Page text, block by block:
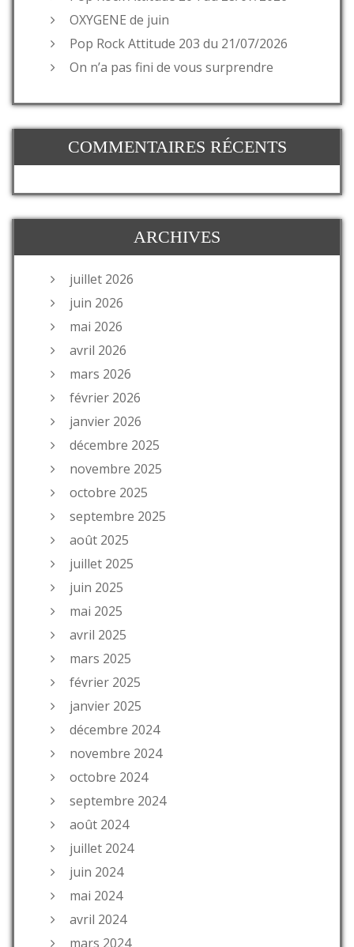
OXYGENE de juin
Pop Rock Attitude 203 du 21/07/2026
On n’a pas fini de vous surprendre
COMMENTAIRES RÉCENTS
ARCHIVES
juillet 2026
juin 2026
mai 2026
avril 2026
mars 2026
février 2026
janvier 2026
décembre 2025
novembre 2025
octobre 2025
septembre 2025
août 2025
juillet 2025
juin 2025
mai 2025
avril 2025
mars 2025
février 2025
janvier 2025
décembre 2024
novembre 2024
octobre 2024
septembre 2024
août 2024
juillet 2024
juin 2024
mai 2024
avril 2024
mars 2024